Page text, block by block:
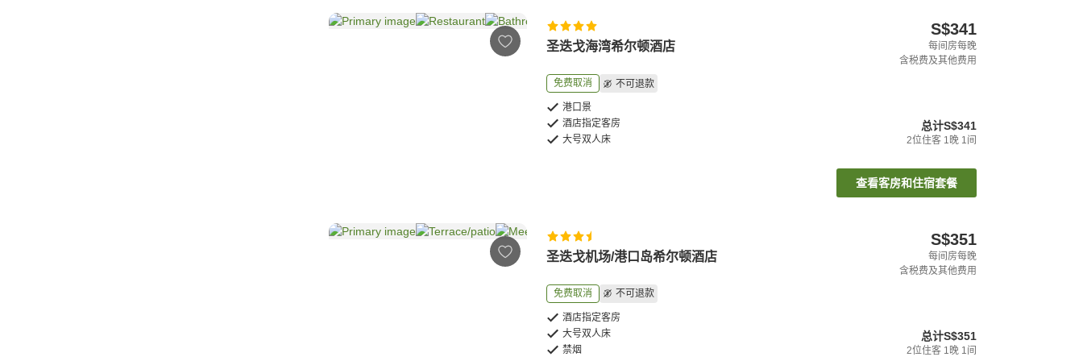
圣迭戈海湾希尔顿酒店
免费取消 不可退款
港口景
酒店指定客房
大号双人床
S$341
每间房每晚
含税费及其他费用
总计S$341
2位住客 1晚 1间
查看客房和住宿套餐
圣迭戈机场/港口岛希尔顿酒店
免费取消 不可退款
酒店指定客房
大号双人床
禁烟
S$351
每间房每晚
含税费及其他费用
总计S$351
2位住客 1晚 1间